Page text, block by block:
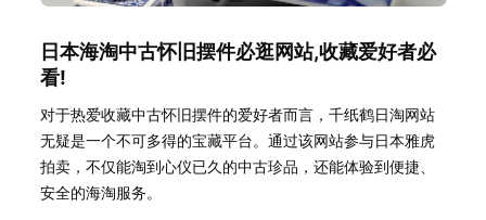
日本海淘中古怀旧摆件必逛网站,收藏爱好者必
看!
对于热爱收藏中古怀旧摆件的爱好者而言，千纸鹤日淘网站
无疑是一个不可多得的宝藏平台。通过该网站参与日本雅虎
拍卖，不仅能淘到心仪已久的中古珍品，还能体验到便捷、
安全的海淘服务。